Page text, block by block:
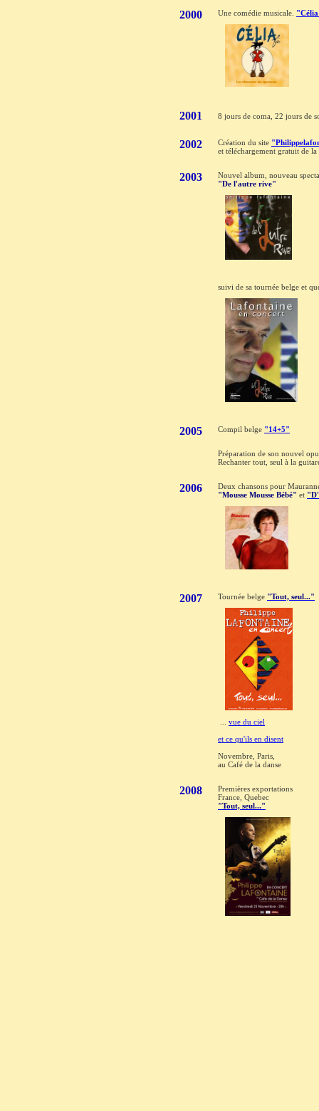
2000 Une comédie musicale.
2001 8 jours de coma, 22 jours de
2002 Création du site
et téléchargement gratuit de
2003
Nouvel album, nouveau
"De l'autre rive"
suivi de sa tournée belge et
2005 Compil belge "14+5"
Préparation de son nouvel
Rechanter tout, seul à la
2006
Deux chansons pour
"Mousse Mousse Bébé" et
2007 Tournée belge "Tout, seul..."
vue du ciel
et ce qu'ils en disent
Novembre, Paris,
au Café de la danse
2008
Premières exportations
France, Quebec
"Tout, seul..."